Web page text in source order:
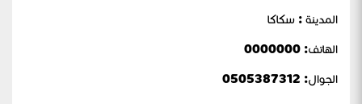
المدينة : سكاكا
الهاتف: 0000000
الجوال: